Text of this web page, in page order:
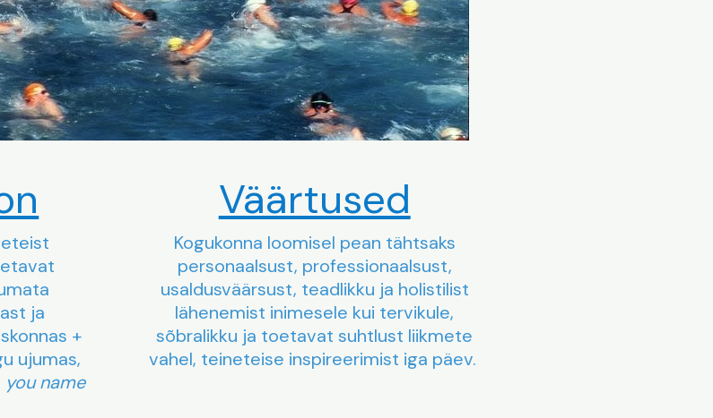
ja
+
ujumas,
you name
Väärtused
Kogukonna loomisel pean tähtsaks
personaalsust, professionaalsust,
usaldusväärsust, teadlikku ja holistilist
lähenemist inimesele kui tervikule,
sõbralikku ja toetavat suhtlust liikmete
vahel, teineteise inspireerimist iga päev.